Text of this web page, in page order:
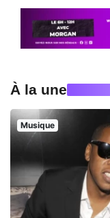
À la une
Musique